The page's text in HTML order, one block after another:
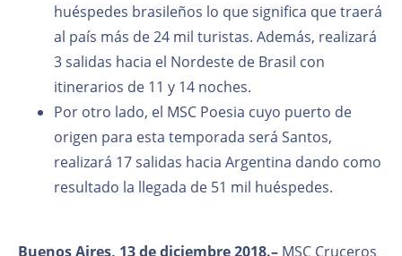
huéspedes brasileños lo que significa que traerá
al país más de 24 mil turistas. Además, realizará
3 salidas hacia el Nordeste de Brasil con
itinerarios de 11 y 14 noches.
Por otro lado, el MSC Poesia cuyo puerto de
origen para esta temporada será Santos,
realizará 17 salidas hacia Argentina dando como
resultado la llegada de 51 mil huéspedes.
Buenos Aires, 13 de diciembre 2018.– MSC Cruceros